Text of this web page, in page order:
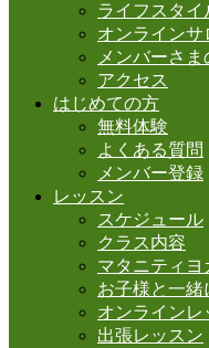
ライフスタイ
オンラインサ
メンバーさま
アクセス
はじめての方
無料体験
よくある質問
メンバー登録
レッスン
スケジュール
クラス内容
マタニティヨ
お子様と一緒
オンラインレ
出張レッスン